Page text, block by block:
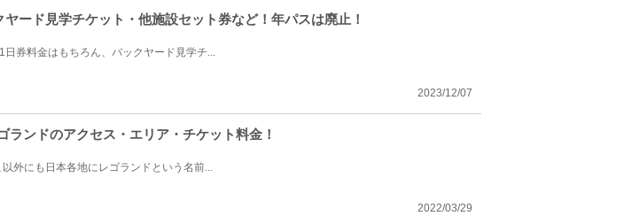
ード見学チケット・他施設セット券など！年パスは廃止！
券料金はもちろん、バックヤード見学チ...
2023/12/07
ンドのアクセス・エリア・チケット料金！
外にも日本各地にレゴランドという名前...
2022/03/29